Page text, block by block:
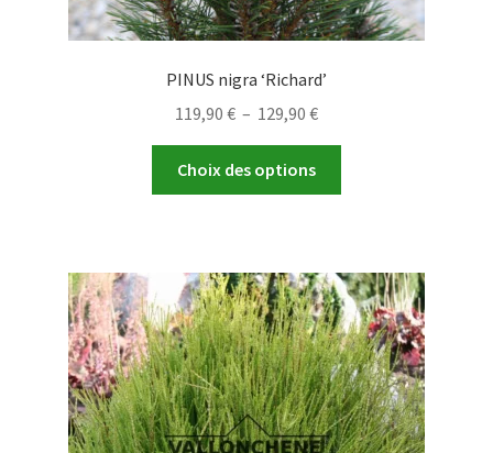
PINUS nigra ‘Richard’
119,90 € – 129,90 €Plage
119,90 €
Choix des options
Les
options
peuvent
être
choisies
sur